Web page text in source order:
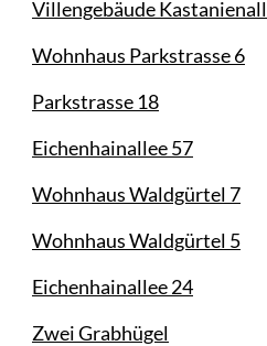
Villengebäude
Wohnhaus Parkstrasse 6
Parkstrasse 18
Eichenhainallee 57
Wohnhaus Waldgürtel 7
Wohnhaus Waldgürtel 5
Eichenhainallee 24
Zwei Grabhügel